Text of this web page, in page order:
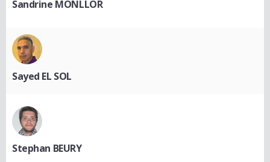
Sandrine MONLLOR
Sayed EL SOL
Stephan BEURY